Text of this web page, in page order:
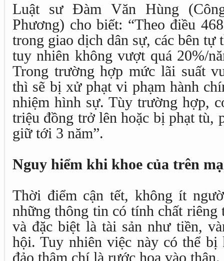
Luật sư Đàm Văn Hùng
Phương) cho biết: “Theo điều
trong giao dịch dân sự, các bên tự
tuy nhiên không vượt quá 20%/
Trong trường hợp mức lãi suất
thì sẽ bị xử phạt vi phạm hành
nhiệm hình sự. Tùy trường hợp,
triệu đồng trở lên hoặc bị phạt tù,
giữ tới 3 năm”.
Nguy hiểm khi khoe của trên
Thời điểm cận tết, không ít
những thông tin có tính chất
và đặc biệt là tài sản như tiền,
hội. Tuy nhiên việc này có thể
đảo thậm chí là rước họa vào thân.